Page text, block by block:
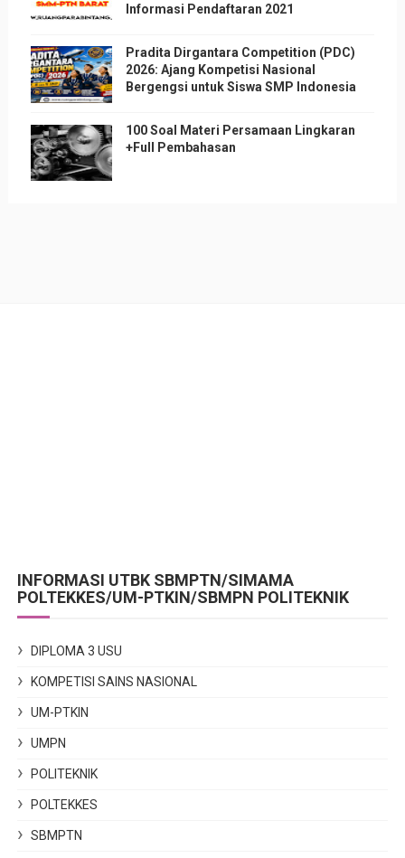
Informasi Pendaftaran 2021
Pradita Dirgantara Competition (PDC)
2026: Ajang Kompetisi Nasional
Bergengsi untuk Siswa SMP Indonesia
100 Soal Materi Persamaan Lingkaran
+Full Pembahasan
INFORMASI UTBK SBMPTN/SIMAMA
POLTEKKES/UM-PTKIN/SBMPN POLITEKNIK
DIPLOMA 3 USU
KOMPETISI SAINS NASIONAL
UM-PTKIN
UMPN
POLITEKNIK
POLTEKKES
SBMPTN